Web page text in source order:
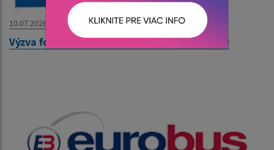
10.07.2026
Výzva formou verejnej vyhlášky (NN, VN, VVN)